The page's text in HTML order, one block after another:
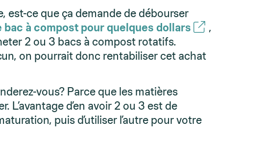
est-ce que ça demande de débourser
à compost pour quelques dollars(opens in a
,
2 ou 3 bacs à compost rotatifs.
on pourrait donc rentabiliser cet achat
vous? Parce que les matières
d’en avoir 2 ou 3 est de
puis d’utiliser l’autre pour votre